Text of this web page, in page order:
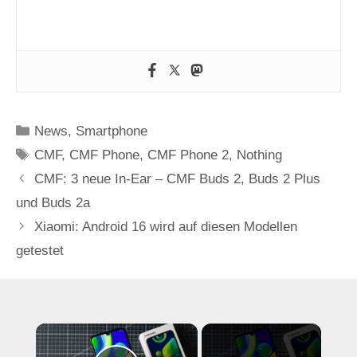
Kategorien
News, Smartphone
Schlagwörter
CMF, CMF Phone, CMF Phone 2, Nothing
CMF: 3 neue In-Ear – CMF Buds 2, Buds 2 Plus
und Buds 2a
Xiaomi: Android 16 wird auf diesen Modellen
getestet
×